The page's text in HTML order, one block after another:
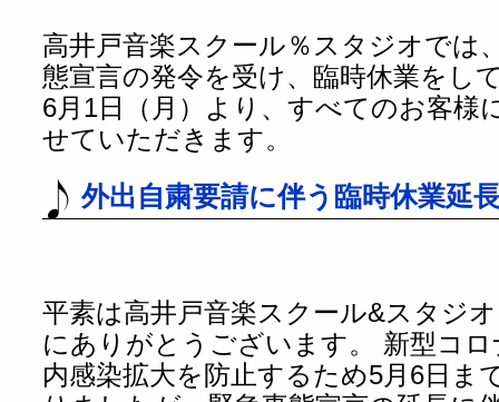
高井戸音楽スクール％スタジオでは
態宣言の発令を受け、臨時休業をし
6月1日（月）より、すべてのお客様
せていただきます。
外出自粛要請に伴う臨時休業延
平素は高井戸音楽スクール&スタジ
にありがとうございます。 新型コ
内感染拡大を防止するため5月6日ま